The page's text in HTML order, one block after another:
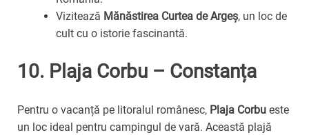
Vizitează Mănăstirea Curtea de Argeș, un loc de
cult cu o istorie fascinantă.
10. Plaja Corbu – Constanța
Pentru o vacanță pe litoralul românesc, Plaja Corbu este
un loc ideal pentru campingul de vară. Această plajă